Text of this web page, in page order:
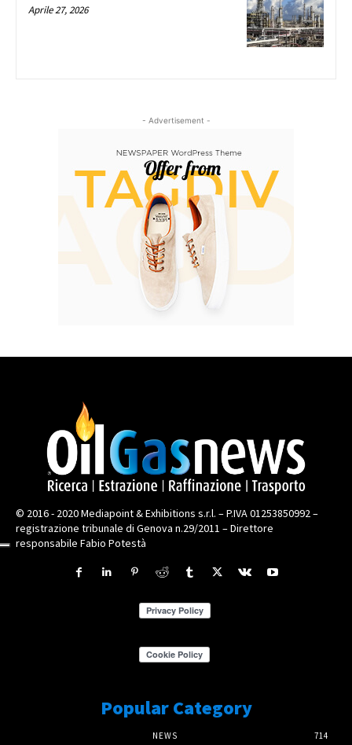
Aprile 27, 2026
- Advertisement -
© 2016 - 2020 Mediapoint & Exhibitions s.r.l. – P.IVA 01253850992 –
registrazione tribunale di Genova n.29/2011 – Direttore
responsabile Fabio Potestà
Popular Category
NEWS 714